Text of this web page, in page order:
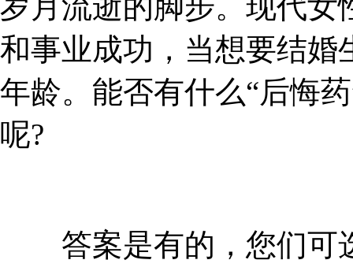
和事业成功，当想要结婚
年龄。能否有什么“后悔
呢?
答案是有的，您们可